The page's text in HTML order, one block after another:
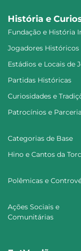
História e
Fundação e História
Jogadores Históricos
Estádios e Locais de
Partidas Históricas
Curiosidades e
Patrocínios e
Categorias de Base
Hino e Cantos da
Polêmicas e
Ações Sociais e
Comunitárias